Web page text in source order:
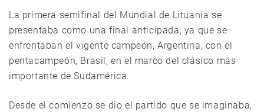
La primera semifinal del Mundial de Lituania se
presentaba como una final anticipada, ya que se
enfrentaban el vigente campeón, Argentina, con el
pentacampeón, Brasil, en el marco del clásico más
importante de Sudamérica.
Desde el comienzo se dio el partido que se imaginaba,